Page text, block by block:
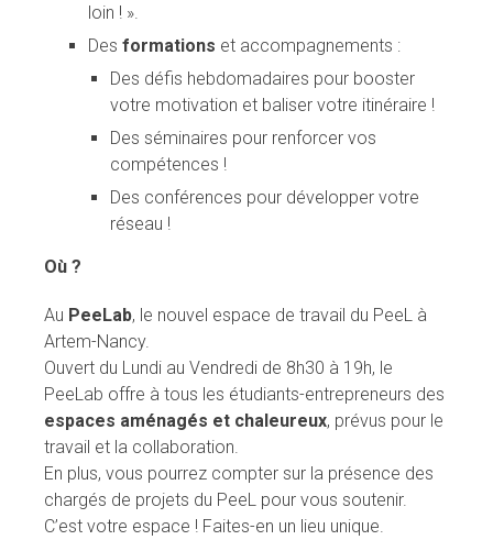
loin ! ».
Des formations et accompagnements :
Des défis hebdomadaires pour booster
votre motivation et baliser votre itinéraire !
Des séminaires pour renforcer vos
compétences !
Des conférences pour développer votre
réseau !
Où ?
Au PeeLab, le nouvel espace de travail du PeeL à
Artem-Nancy.
Ouvert du Lundi au Vendredi de 8h30 à 19h, le
PeeLab offre à tous les étudiants-entrepreneurs des
espaces aménagés et chaleureux, prévus pour le
travail et la collaboration.
En plus, vous pourrez compter sur la présence des
chargés de projets du PeeL pour vous soutenir.
C’est votre espace ! Faites-en un lieu unique.